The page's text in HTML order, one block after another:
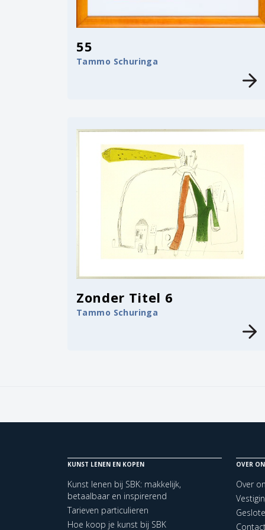
55
Tammo Schuringa
Zonder Titel 6
Tammo Schuringa
KUNST LENEN EN KOPEN
Kunst lenen bij SBK: makkelijk,
betaalbaar en inspirerend
Tarieven particulieren
Hoe koop je kunst bij SBK
OVER
Over